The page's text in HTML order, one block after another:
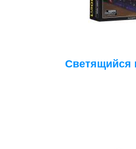
Светящийся